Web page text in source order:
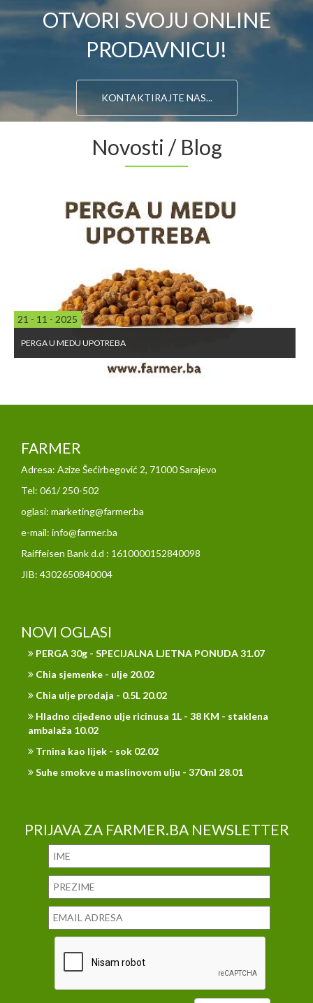
OTVORI SVOJU ONLINE
PRODAVNICU!
KONTAKTIRAJTE NAS...
Novosti / Blog
21 - 11 - 2025
PERGA U MEDU UPOTREBA
FARMER
Adresa: Azize Šećirbegović 2, 71000 Sarajevo
Tel: 061/ 250-502
oglasi: marketing@farmer.ba
e-mail: info@farmer.ba
Raiffeisen Bank d.d : 1610000152840098
JIB: 4302650840004
NOVI OGLASI
PERGA 30g - SPECIJALNA LJETNA PONUDA 31.07
Chia sjemenke - ulje 20.02
Chia ulje prodaja - 0.5L 20.02
Hladno cijeđeno ulje ricinusa 1L - 38 KM - staklena
ambalaža 10.02
Trnina kao lijek - sok 02.02
Suhe smokve u maslinovom ulju - 370ml 28.01
PRIJAVA ZA FARMER.BA NEWSLETTER